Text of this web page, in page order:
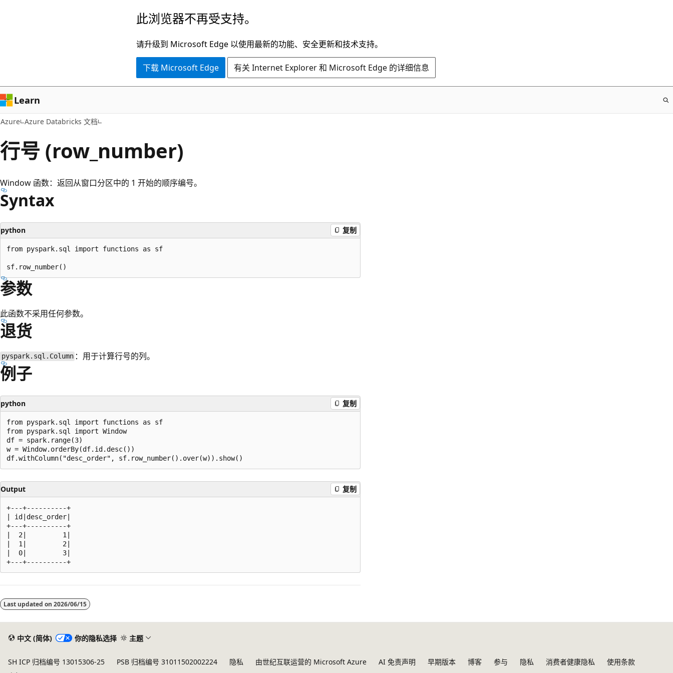
容
此浏览器不再受支持。
请升级到 Microsoft Edge 以使用最新的功能、安全更新和技术支持。
下载 Microsoft Edge 有关 Internet Explorer 和 Microsoft Edge 的详细信息
Learn
Azure Azure Databricks 文档
行号 (row_number)
Window 函数：返回从窗口分区中的 1 开始的顺序编号。
Syntax
python 复制
from pyspark.sql import functions as sf
参数
此函数不采用任何参数。
退货
pyspark.sql.Column ：用于计算行号的列。
例子
python 复制
from pyspark.sql import functions as sf
from pyspark.sql import Window
df = spark.range(3)
w = Window.orderBy(df.id.desc())
Output 复制
+---+----------+
| id|desc_order|
+---+----------+
|  2|         1|
|  1|         2|
|  0|         3|
Last updated on 2026/06/15
中文 (简体) 你的隐私选择 主题
SH ICP 归档编号 13015306-25 PSB 归档编号 31011502002224 隐私 由世纪互联运营的 Microsoft Azure AI 免责声明 早期版本 博客 参与 隐私 消费者健康隐私
使用条款